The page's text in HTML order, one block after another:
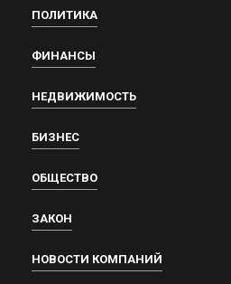
ПОЛИТИКА
ФИНАНСЫ
НЕДВИЖИМОСТЬ
БИЗНЕС
ОБЩЕСТВО
ЗАКОН
НОВОСТИ КОМПАНИЙ